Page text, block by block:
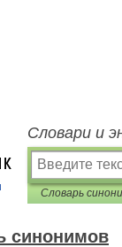
Словари и
Словарь
синонимов